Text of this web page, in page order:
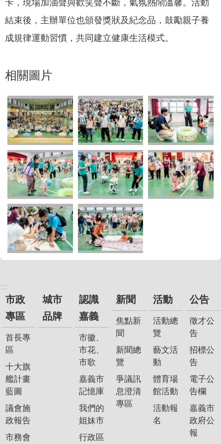
卡，現場加油聲與歡笑聲不斷，氣氛熱鬧溫馨。活動
結束後，主辦單位也頒發獎狀及紀念品，鼓勵親子養
成規律運動習慣，共同建立健康生活模式。
相關圖片
:::
市政
專區
首長專
區
十大旗
艦計畫
藍圖
議會施
政報告
市務會
城市
品牌
認識
嘉義
市徽、
市花、
市歌
嘉義市
記憶庫
我們的
姐妹市
行政區
新聞
焦點新
聞
新聞總
覽
爭議訊
息澄清
專區
活動
活動總
覽
藝文活
動
體育場
館活動
活動報
名
公告
徵才公
告
招標公
告
電子公
告欄
嘉義市
政府公
報